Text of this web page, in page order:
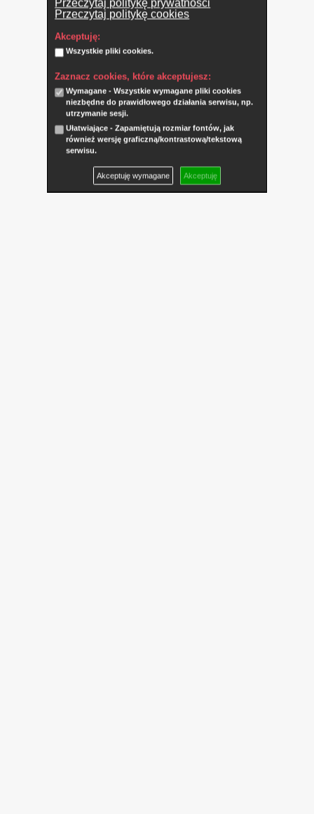
Przeczytaj politykę prywatności
Przeczytaj politykę cookies
Akceptuję:
Wszystkie pliki cookies.
Zaznacz cookies, które akceptujesz:
Wymagane - Wszystkie wymagane pliki cookies
niezbędne do prawidłowego działania serwisu, np.
utrzymanie sesji.
Ułatwiające - Zapamiętują rozmiar fontów, jak
również wersję graficzną/kontrastową/tekstową
serwisu.
Akceptuję wymagane Akceptuję